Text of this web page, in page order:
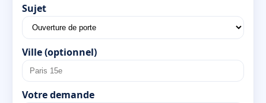
Sujet
Ville (optionnel)
Votre demande